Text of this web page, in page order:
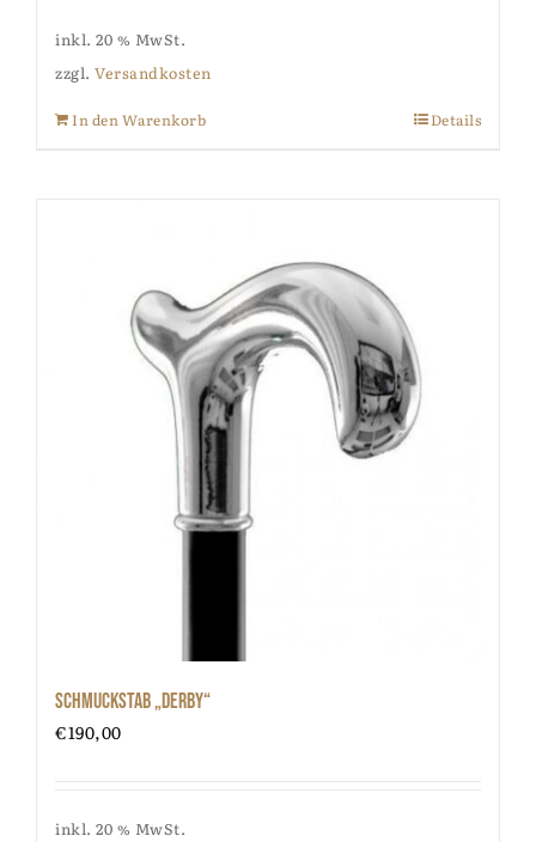
inkl. 20 % MwSt.
zzgl. Versandkosten
In den Warenkorb Details
Schmuckstab „Derby“
€190,00
inkl. 20 % MwSt.